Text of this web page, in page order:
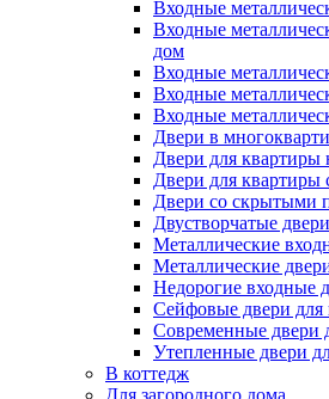
Входные
Входные
дом
Входные
Входные
Входные
Двери в
Двери для квартиры
Двери для
Двери со скрытыми
Двустворчатые
Металлические
Металлические
Недорогие входные
Сейфовые двери для
Современные двери
Утепленные двери
В коттедж
Для загородного дома